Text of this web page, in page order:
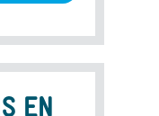
L'ACTIVITÉ
EN